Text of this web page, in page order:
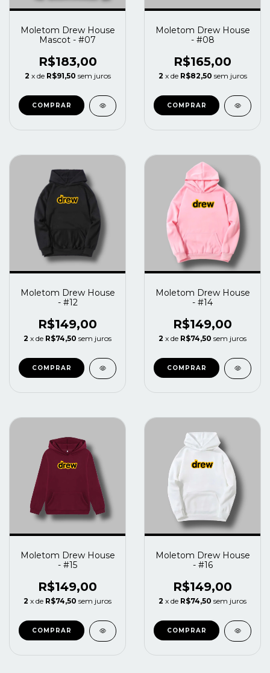
Moletom Drew House
Mascot - #07
R$183,00
2 x de R$91,50 sem juros
COMPRAR
Moletom Drew House
- #08
R$165,00
2 x de R$82,50 sem juros
COMPRAR
Moletom Drew House
- #12
R$149,00
2 x de R$74,50 sem juros
COMPRAR
Moletom Drew House
- #14
R$149,00
2 x de R$74,50 sem juros
COMPRAR
Moletom Drew House
- #15
R$149,00
2 x de R$74,50 sem juros
COMPRAR
Moletom Drew House
- #16
R$149,00
2 x de R$74,50 sem juros
COMPRAR